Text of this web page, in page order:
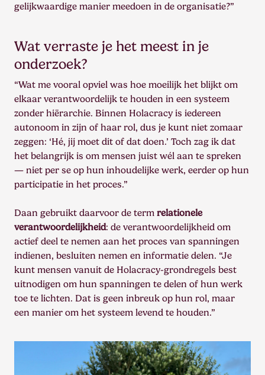
gelijkwaardige manier meedoen in de organisatie?”
Wat verraste je het meest in je
onderzoek?
“Wat me vooral opviel was hoe moeilijk het blijkt om
elkaar verantwoordelijk te houden in een systeem
zonder hiërarchie. Binnen Holacracy is iedereen
autonoom in zijn of haar rol, dus je kunt niet zomaar
zeggen: ‘Hé, jij moet dit of dat doen.’ Toch zag ik dat
het belangrijk is om mensen juist wél aan te spreken
— niet per se op hun inhoudelijke werk, eerder op hun
participatie in het proces.”
Daan gebruikt daarvoor de term relationele
verantwoordelijkheid: de verantwoordelijkheid om
actief deel te nemen aan het proces van spanningen
indienen, besluiten nemen en informatie delen. “Je
kunt mensen vanuit de Holacracy-grondregels best
uitnodigen om hun spanningen te delen of hun werk
toe te lichten. Dat is geen inbreuk op hun rol, maar
een manier om het systeem levend te houden.”